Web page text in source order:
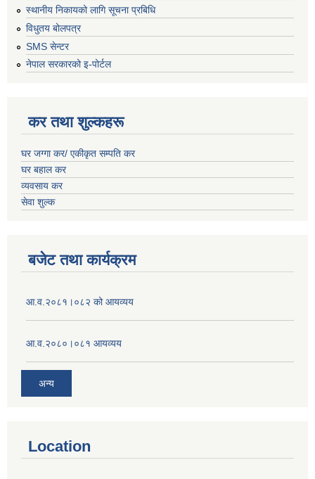
स्थानीय निकायको लागि सूचना प्रबिधि
विधुतय बोलपत्र
SMS सेन्टर
नेपाल सरकारको इ-पोर्टल
कर तथा शुल्कहरू
घर जग्गा कर/ एकीकृत सम्पति कर
घर बहाल कर
व्यवसाय कर
सेवा शुल्क
बजेट तथा कार्यक्रम
आ.व.२०८१।०८२ को आयव्यय
आ.व.२०८०।०८१ आयव्यय
अन्य
Location